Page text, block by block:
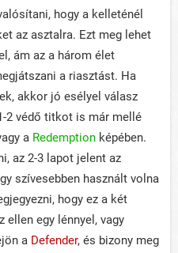
hogy a kelleténél
az asztalra. Ezt meg lehet
ám az a három élet
a riasztást. Ha
akkor jó esélyel válasz
2 védő titkot is már mellé
a Redemption képében.
az 2-3 lapot jelent az
szívesebben használt volna
hogy ez a két
ellen egy lénnyel, vagy
a Defender, és bizony meg